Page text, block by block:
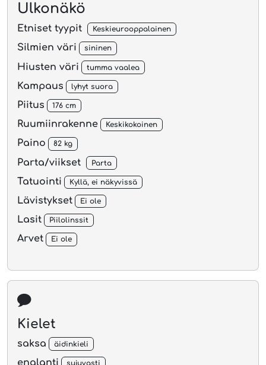
Ulkonäkö
Etniset tyypit Keskieurooppalainen
Silmien väri sininen
Hiusten väri tumma vaalea
Kampaus lyhyt suora
Piitus 176 cm
Ruumiinrakenne Keskikokoinen
Paino 82 kg
Parta/viikset Parta
Tatuointi Kyllä, ei näkyvissä
Lävistykset Ei ole
Lasit Piilolinssit
Arvet Ei ole
Kielet
saksa äidinkieli
englanti sujuvasti